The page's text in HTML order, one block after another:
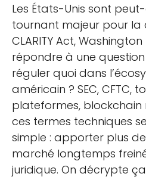
Les États-Unis sont
tournant majeur pour la
CLARITY Act,
répondre à une
réguler quoi dans
américain ? SEC, CFTC,
plateformes, blockchain
ces termes techniques
simple : apporter plus
marché longtemps
juridique. On décrypte